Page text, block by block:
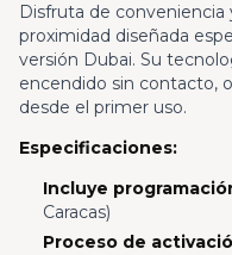
Disfruta de
proximidad diseñada
versión Dubai. Su
encendido sin contacto,
desde el primer uso.
Especificaciones:
Incluye
Caracas)
Proceso de